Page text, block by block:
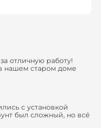
отличную работу!
нашем старом доме
ребята справились на
и профессионально.
не пытались
с выбором и
нам
и демонтаж
обновили
с установкой
был сложный, но всё
выбрать